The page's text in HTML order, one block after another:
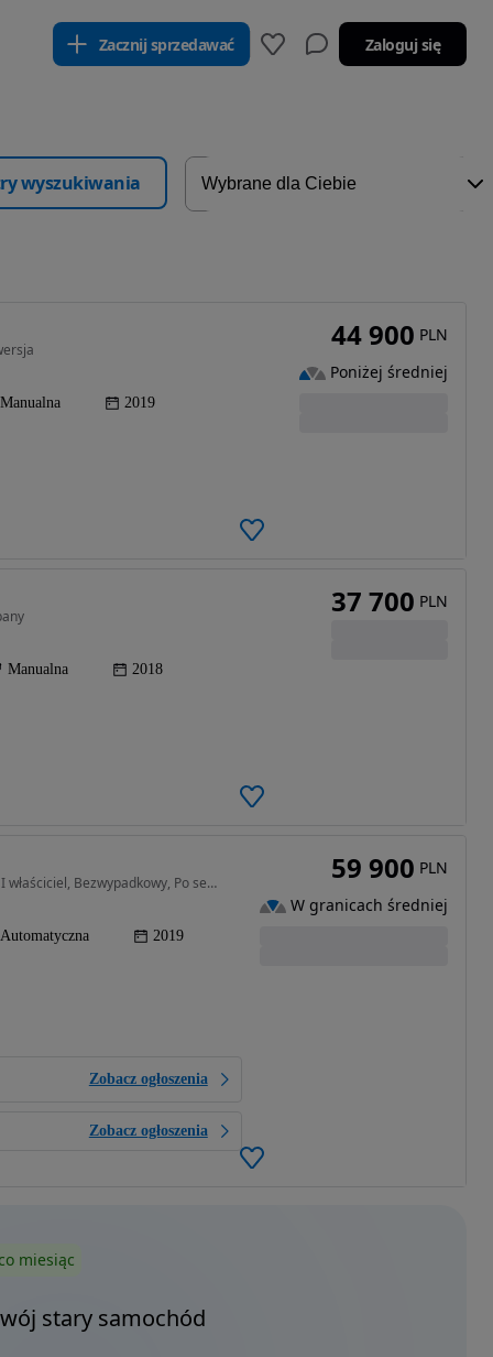
Zacznij sprzedawać Zaloguj się
wyszukiwania
Manualna 2019
44 900 PLN
Poniżej średniej
Manualna 2018
37 700 PLN
998 cm3 • 120 KM • STONIC 120KM, Automat DCT, I właściciel, Bezwypadkowy, Po serwisie!
Automatyczna 2019
Zobacz ogłoszenia
Zobacz ogłoszenia
59 900 PLN
W granicach średniej
miesiąc
stary samochód